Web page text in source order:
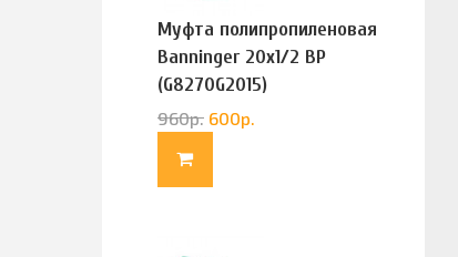
Муфта полипропиленовая
Banninger 20х1/2 ВР
(G8270G2015)
960р. 600р.